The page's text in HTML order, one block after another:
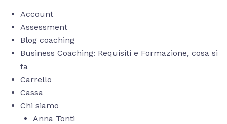
Account
Assessment
Blog coaching
Business Coaching: Requisiti e Formazione, cosa si
fa
Carrello
Cassa
Chi siamo
Anna Tonti